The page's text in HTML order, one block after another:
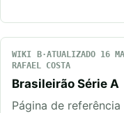
WIKI ATUALIZADO 16
RAFAEL COSTA
Brasileirão Série A
Página de